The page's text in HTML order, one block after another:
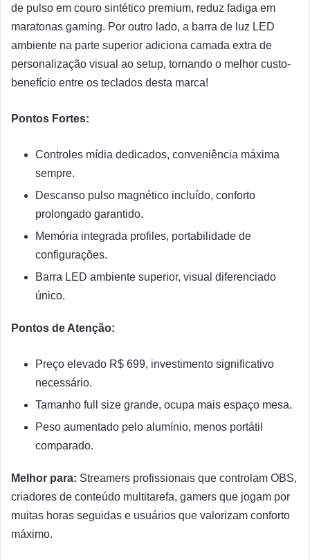
de pulso em couro sintético premium, reduz fadiga em
maratonas gaming. Por outro lado, a barra de luz LED
ambiente na parte superior adiciona camada extra de
personalização visual ao setup, tornando o melhor custo-
benefício entre os teclados desta marca!
Pontos Fortes:
Controles mídia dedicados, conveniência máxima
sempre.
Descanso pulso magnético incluído, conforto
prolongado garantido.
Memória integrada profiles, portabilidade de
configurações.
Barra LED ambiente superior, visual diferenciado
único.
Pontos de Atenção:
Preço elevado R$ 699, investimento significativo
necessário.
Tamanho full size grande, ocupa mais espaço mesa.
Peso aumentado pelo alumínio, menos portátil
comparado.
Melhor para: Streamers profissionais que controlam OBS,
criadores de conteúdo multitarefa, gamers que jogam por
muitas horas seguidas e usuários que valorizam conforto
máximo.